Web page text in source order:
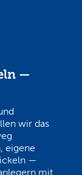
—
wir das
eigene
—
mit